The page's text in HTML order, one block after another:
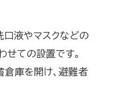
口液やマスクなどの
ての設置です。
倉庫を開け、避難者